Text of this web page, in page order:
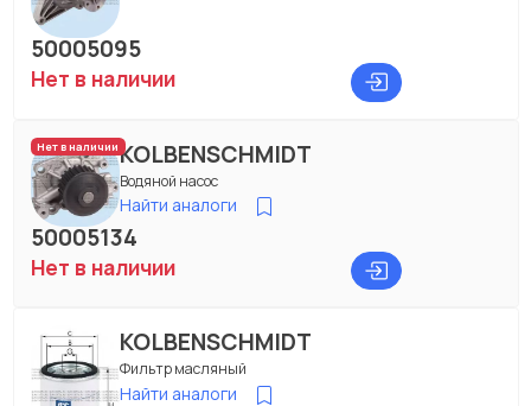
50005095
Нет в наличии
Нет в наличииKOLBENSCHMIDT
Водяной насос
Найти аналоги
50005134
Нет в наличии
KOLBENSCHMIDT
Фильтр масляный
Найти аналоги